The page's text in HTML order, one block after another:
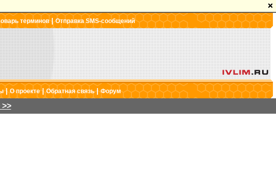
терминов|Отправка SMS-сообщений
|О проекте|Обратная связь|Форум